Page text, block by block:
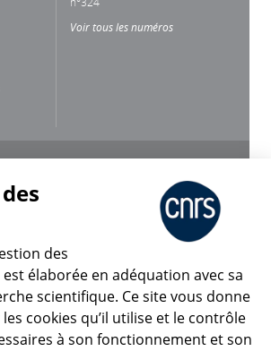
Voir tous les numéros
CNRS Le Mag
des
est élaborée en adéquation avec sa
scientifique. Ce site vous donne
cookies qu’il utilise et le contrôle
à son fonctionnement et son